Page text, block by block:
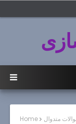
Home متدوال